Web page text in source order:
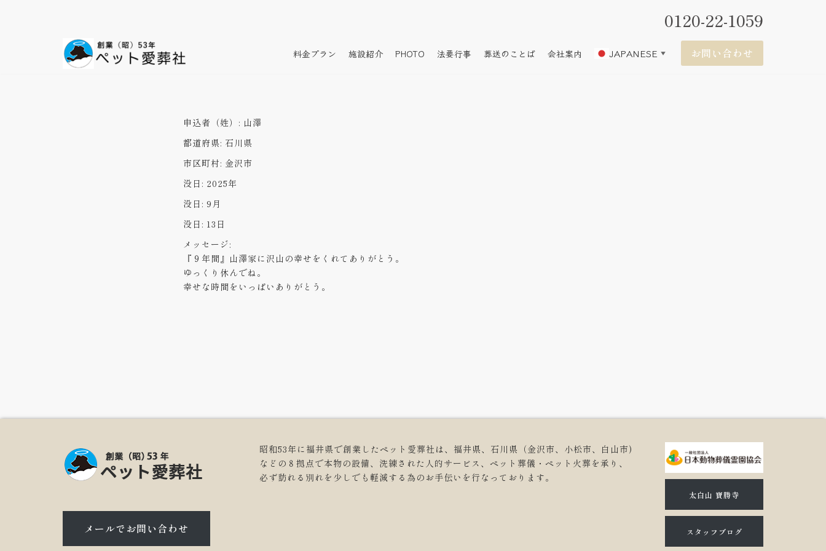
0120-22-1059
料金プラン 施設紹介 PHOTO 法要行事 葬送のことば 会社案内 JAPANESE ▼ お問い合わせ
申込者（姓）: 山澤
都道府県: 石川県
市区町村: 金沢市
没日: 2025年
没日: 9月
没日: 13日
メッセージ:
『９年間』山澤家に沢山の幸せをくれてありがとう。
ゆっくり休んでね。
幸せな時間をいっぱいありがとう。
メールでお問い合わせ
昭和53年に福井県で創業したペット愛葬社は、福井県、石川県（金沢市、小松市、白山市)
などの８拠点で本物の設備、洗練された人的サービス、ペット葬儀・ペット火葬を承り、
必ず訪れる別れを少しでも軽減する為のお手伝いを行なっております。
太白山 寶勝寺
スタッフブログ